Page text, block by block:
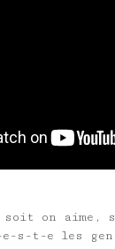
soit on aime,
s-t-e les